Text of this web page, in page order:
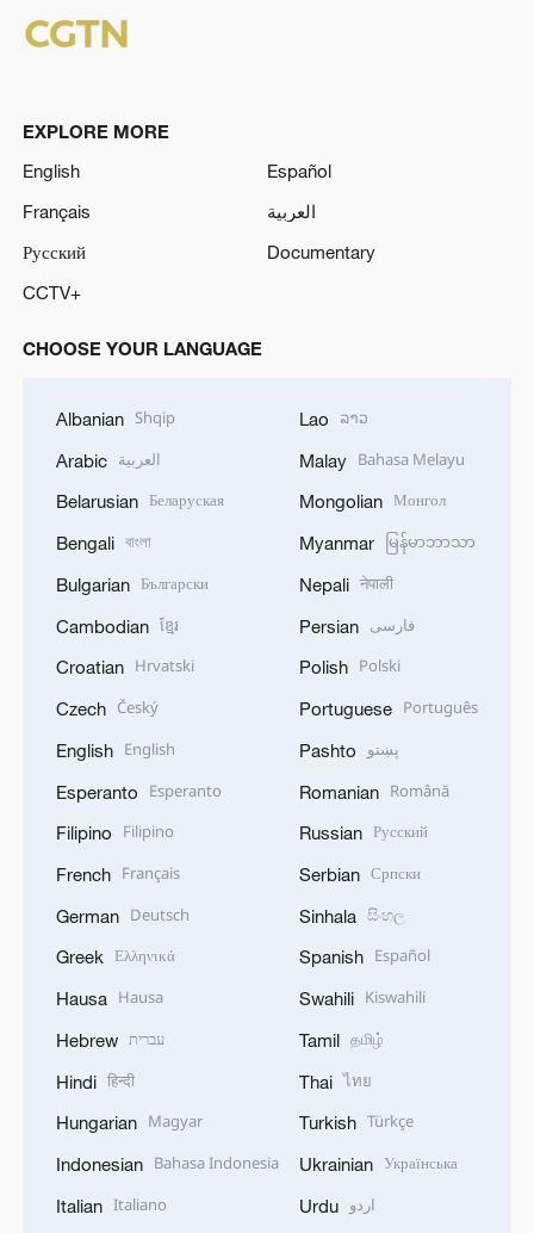
EXPLORE MORE
English
Español
Français
العربية
Русский
Documentary
CCTV+
CHOOSE YOUR LANGUAGE
Albanian Shqip
Arabic العربية
Belarusian Беларуская
Bengali বাংলা
Bulgarian Български
Cambodian ខ្មែរ
Croatian Hrvatski
Czech Český
English English
Esperanto Esperanto
Filipino Filipino
French Français
German Deutsch
Greek Ελληνικά
Hausa Hausa
Hebrew עברית
Hindi हिन्दी
Hungarian Magyar
Indonesian Bahasa Indonesia
Italian Italiano
Lao ລາວ
Malay Bahasa Melayu
Mongolian Монгол
Myanmar မြန်မာဘာသာ
Nepali नेपाली
Persian فارسی
Polish Polski
Portuguese Português
Pashto پښتو
Romanian Română
Russian Русский
Serbian Српски
Sinhala සිංහල
Spanish Español
Swahili Kiswahili
Tamil தமிழ்
Thai ไทย
Turkish Türkçe
Ukrainian Українська
Urdu اردو